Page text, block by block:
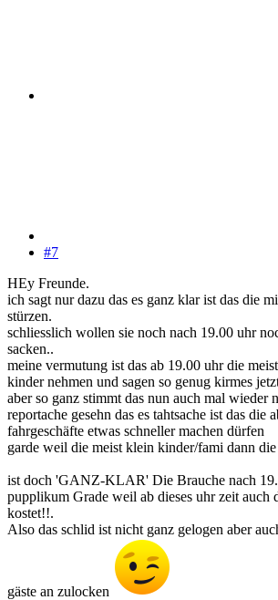
#7
HEy Freunde.
ich sagt nur dazu das es ganz klar ist das die
stürzen.
schliesslich wollen sie noch nach 19.00 uhr
sacken..
meine vermutung ist das ab 19.00 uhr die
kinder nehmen und sagen so genug kirmes
aber so ganz stimmt das nun auch mal wieder
reportache gesehn das es tahtsache ist das die
fahrgeschäfte etwas schneller machen dürfen
garde weil die meist klein kinder/fami dann
ist doch 'GANZ-KLAR' Die Brauche nach
pupplikum Grade weil ab dieses uhr zeit auch
kostet!!.
Also das schlid ist nicht ganz gelogen aber
gäste an zulocken